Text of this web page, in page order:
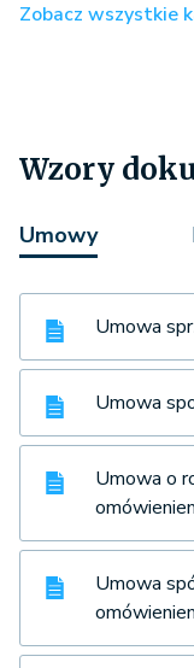
Zobacz wszystkie
Wzory
Umowy
Umowa
Umowa
Umowa o
Umowa